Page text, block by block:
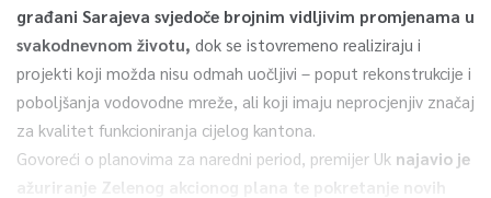
građani Sarajeva svjedoče brojnim vidljivim promjenama u
svakodnevnom životu, dok se istovremeno realiziraju i
projekti koji možda nisu odmah uočljivi – poput rekonstrukcije i
poboljšanja vodovodne mreže, ali koji imaju neprocjenjiv značaj
za kvalitet funkcioniranja cijelog kantona.
Govoreći o planovima za naredni period, premijer Uk najavio je
ažuriranje Zelenog akcionog plana te pokretanje novih